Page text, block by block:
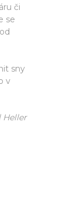
či
se
sny
v
Heller